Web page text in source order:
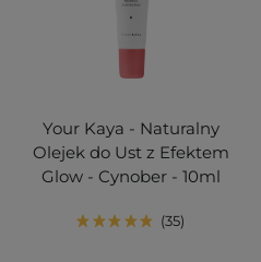
Your Kaya - Naturalny
Olejek do Ust z Efektem
Glow - Cynober - 10ml
35